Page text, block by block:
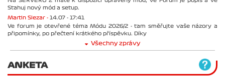
Stahuj nový mód a setup.
Martin Slezar - 14.07 - 17:41
Ve forum je otevřené téma Módu 2026/2 - tam směřujte vaše názory a
připomínky, po přečtení krátkého příspěvku. Díky
Všechny zprávy
ANKETA